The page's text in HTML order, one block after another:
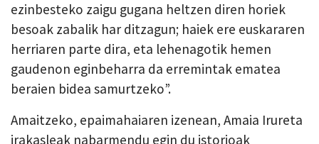
ezinbesteko zaigu gugana heltzen diren horiek
besoak zabalik har ditzagun; haiek ere euskararen
herriaren parte dira, eta lehenagotik hemen
gaudenon eginbeharra da erremintak ematea
beraien bidea samurtzeko”.
Amaitzeko, epaimahaiaren izenean, Amaia Irureta
irakasleak nabarmendu egin du istorioak